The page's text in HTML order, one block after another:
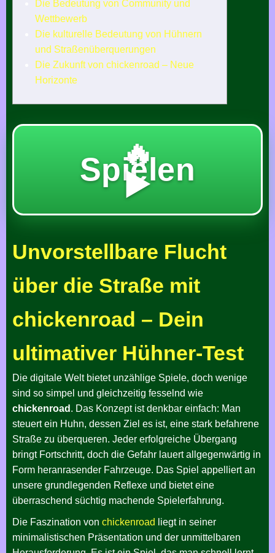
Die Bedeutung von Community und
Wettbewerb
Die kulturelle Bedeutung von Hühnern
und Straßenüberquerungen
Die Zukunft von chickenroad – Neue
Horizonte
🔥
Spielen
▶️
Unvorstellbare Flucht
über die Straße mit
chickenroad – Dein
ultimativer Hühner-Test
Die digitale Welt bietet unzählige Spiele, doch wenige
sind so simpel und gleichzeitig fesselnd wie
chickenroad . Das Konzept ist denkbar einfach: Man
steuert ein Huhn, dessen Ziel es ist, eine stark befahrene
Straße zu überqueren. Jeder erfolgreiche Übergang
bringt Fortschritt, doch die Gefahr lauert allgegenwärtig in
Form heranrasender Fahrzeuge. Das Spiel appelliert an
unsere grundlegenden Reflexe und bietet eine
überraschend süchtig machende Spielerfahrung.
Die Faszination von chickenroad
liegt in seiner
minimalistischen Präsentation und der unmittelbaren